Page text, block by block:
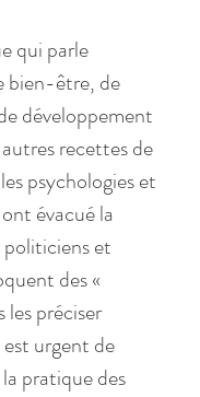
qui parle
bien-être, de
développement
recettes de
psychologies et
évacué la
et
des «
les préciser
urgent de
pratique des